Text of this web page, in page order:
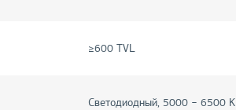
≥600 TVL
Светодиодный, 5000 − 6500 K